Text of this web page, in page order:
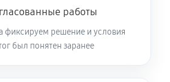
работы
фиксируем решение и условия
был понятен заранее